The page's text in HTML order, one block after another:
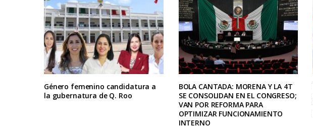
Género femenino candidatura a
la gubernatura de Q. Roo
BOLA CANTADA: MORENA Y LA 4T
SE CONSOLIDAN EN EL CONGRESO;
VAN POR REFORMA PARA
OPTIMIZAR FUNCIONAMIENTO
INTERNO